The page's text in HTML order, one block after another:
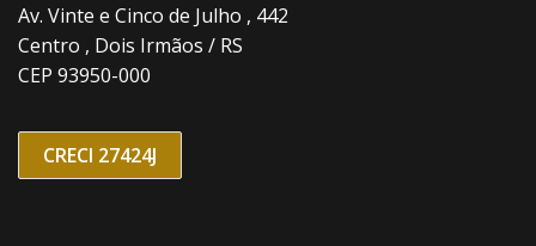
Av. Vinte e Cinco de Julho , 442
Centro , Dois Irmãos / RS
CEP 93950-000
CRECI 27424J